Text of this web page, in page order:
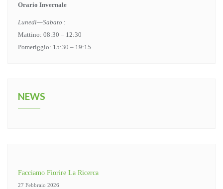
Orario Invernale
Lunedì—Sabato :
Mattino: 08:30 – 12:30
Pomeriggio: 15:30 – 19:15
NEWS
Facciamo Fiorire La Ricerca
27 Febbraio 2026